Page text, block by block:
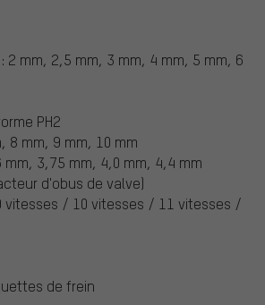
2 mm, 2,5 mm, 3 mm, 4 mm, 5 mm, 6
PH2
8 mm, 9 mm, 10 mm
3,75 mm, 4,0 mm, 4,4 mm
d'obus de valve)
vitesses / 10 vitesses / 11 vitesses /
de frein